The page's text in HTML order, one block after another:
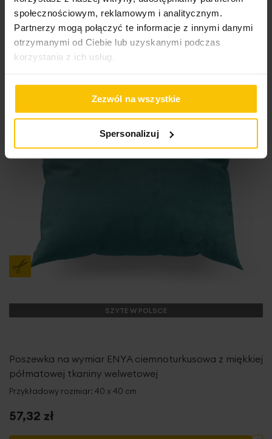
społecznościowym, reklamowym i analitycznym.
Partnerzy mogą połączyć te informacje z innymi danymi
otrzymanymi od Ciebie lub uzyskanymi podczas
korzystania z ich usług.
Zezwól na wszystkie
Spersonalizuj
SZYTE W POLSCE
Poszewka na wymiar ENYA ciemnoturkusowa z miękkiej
półmatowej tkaniny welwetowej
Przykładowy rozmiar: 40 x 40 cm
57,32 zł